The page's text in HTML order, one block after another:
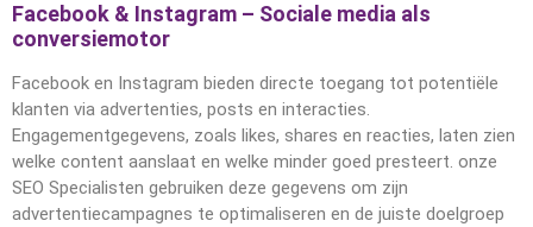
Facebook & Instagram – Sociale media als
conversiemotor
Facebook en Instagram bieden directe toegang tot potentiële
klanten via advertenties, posts en interacties.
Engagementgegevens, zoals likes, shares en reacties, laten zien
welke content aanslaat en welke minder goed presteert. onze
SEO Specialisten gebruiken deze gegevens om zijn
advertentiecampagnes te optimaliseren en de juiste doelgroep